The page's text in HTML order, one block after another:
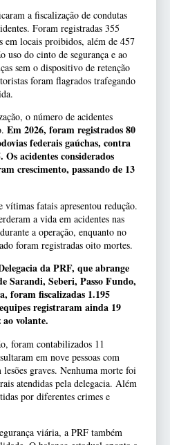
a fiscalização de condutas
Foram registradas 355
em locais proibidos, além de 457
uso do cinto de segurança e ao
sem o dispositivo de retenção
foram flagrados trafegando
o número de acidentes
Em 2026, foram registrados 80
federais gaúchas, contra
acidentes considerados
crescimento, passando de 13
fatais apresentou redução.
a vida em acidentes nas
a operação, enquanto no
foram registradas oito mortes.
da PRF, que abrange
Sarandi, Seberi, Passo Fundo,
foram fiscalizadas 1.195
registraram ainda 19
volante.
foram contabilizados 11
em nove pessoas com
graves. Nenhuma morte foi
atendidas pela delegacia. Além
por diferentes crimes e
viária, a PRF também